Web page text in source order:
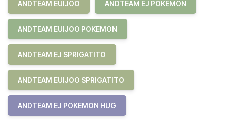
ANDTEAM EUIJOO ANDTEAM EJ POKEMON
ANDTEAM EUIJOO POKEMON
ANDTEAM EJ SPRIGATITO
ANDTEAM EUIJOO SPRIGATITO
ANDTEAM EJ POKEMON HUG